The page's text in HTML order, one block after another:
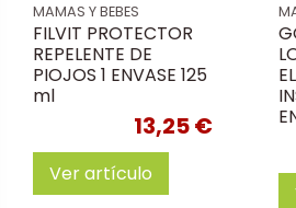
MAMAS Y BEBES
FILVIT PROTECTOR
REPELENTE DE
PIOJOS 1 ENVASE 125
ml
13,25 €
Ver artículo